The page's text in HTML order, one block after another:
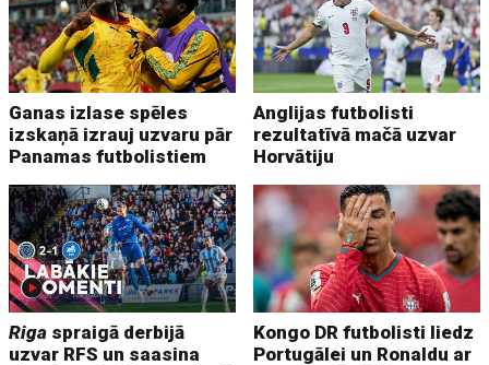
Ganas izlase spēles
izskaņā izrauj uzvaru pār
Panamas futbolistiem
Anglijas futbolisti
rezultatīvā mačā uzvar
Horvātiju
Riga spraigā derbijā
uzvar RFS un saasina
Kongo DR futbolisti liedz
Portugālei un Ronaldu ar